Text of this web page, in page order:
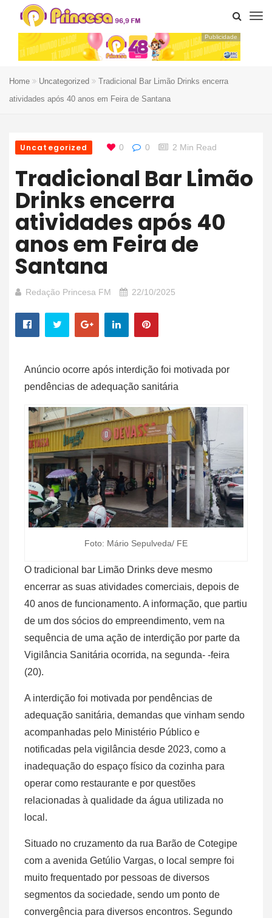
Publicidade
Home Uncategorized
Tradicional Bar Limão Drinks encerra
atividades após 40 anos em Feira de Santana
Uncategorized 0 0 2 Min Read
Tradicional Bar Limão
Drinks encerra
atividades após 40
anos em Feira de
Santana
Redação Princesa FM 22/10/2025
Anúncio ocorre após interdição foi motivada por
pendências de adequação sanitária
Foto: Mário Sepulveda/ FE
O tradicional bar Limão Drinks deve mesmo
encerrar as suas atividades comerciais, depois de
40 anos de funcionamento. A informação, que partiu
de um dos sócios do empreendimento, vem na
sequência de uma ação de interdição por parte da
Vigilância Sanitária ocorrida, na segunda- -feira
(20).
A interdição foi motivada por pendências de
adequação sanitária, demandas que vinham sendo
acompanhadas pelo Ministério Público e
notificadas pela vigilância desde 2023, como a
inadequação do espaço físico da cozinha para
operar como restaurante e por questões
relacionadas à qualidade da água utilizada no
local.
Situado no cruzamento da rua Barão de Cotegipe
com a avenida Getúlio Vargas, o local sempre foi
muito frequentado por pessoas de diversos
segmentos da sociedade, sendo um ponto de
convergência para diversos encontros. Segundo